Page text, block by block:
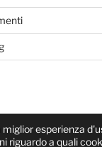
by WordPress
esperienza
riguardo a quali